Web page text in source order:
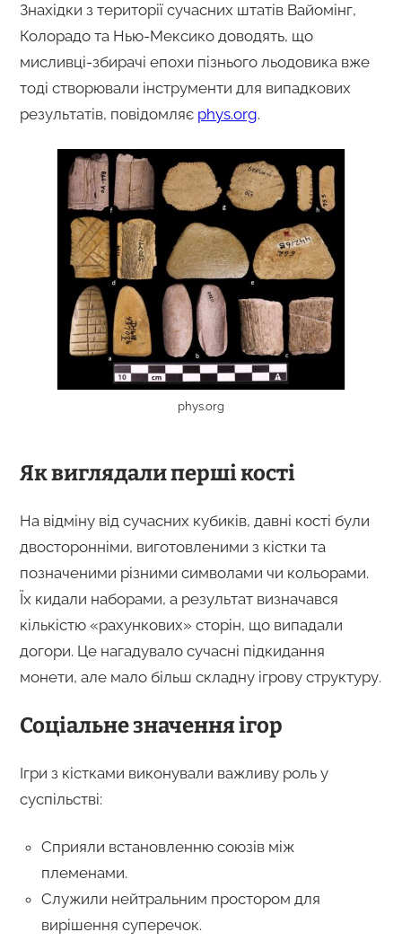
Знахідки з території сучасних штатів Вайомінг,
Колорадо та Нью-Мексико доводять, що
мисливці-збирачі епохи пізнього льодовика вже
тоді створювали інструменти для випадкових
результатів, повідомляє phys.org.
phys.org
Як виглядали перші кості
На відміну від сучасних кубиків, давні кості були
двосторонніми, виготовленими з кістки та
позначеними різними символами чи кольорами.
Їх кидали наборами, а результат визначався
кількістю «рахункових» сторін, що випадали
догори. Це нагадувало сучасні підкидання
монети, але мало більш складну ігрову структуру.
Соціальне значення ігор
Ігри з кістками виконували важливу роль у
суспільстві:
Сприяли встановленню союзів між
племенами.
Служили нейтральним простором для
вирішення суперечок.